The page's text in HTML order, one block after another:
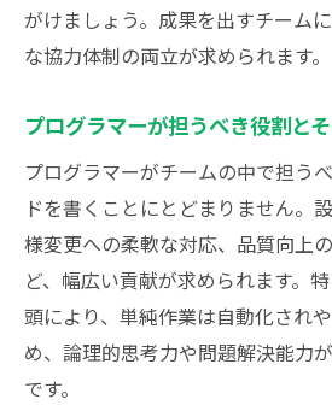
がけましょう。成果を出すチーム
な協力体制の両立が求められます。
プログラマーが担うべき役割と
プログラマーがチームの中で担う
ドを書くことにとどまりません。
様変更への柔軟な対応、品質向上
ど、幅広い貢献が求められます。
頭により、単純作業は自動化され
め、論理的思考力や問題解決能力
です。